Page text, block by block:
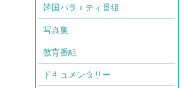
韓国バラエティ番組
写真集
教育番組
ドキュメンタリー